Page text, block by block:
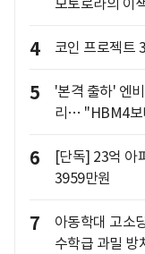
모토로라의 이
4 코인 프로젝트
5
'본격 출하' 엔
리… "HBM4보
6
[단독] 23억 아
3959만원
7
아동학대 고소
수학급 과밀 방